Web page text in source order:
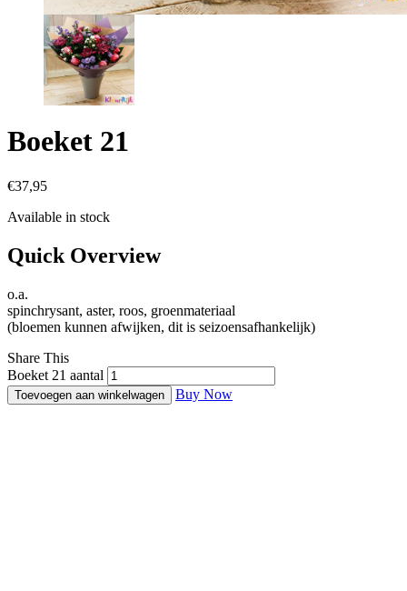
Boeket 21
€37,95
Available in stock
Quick Overview
o.a.
spinchrysant, aster, roos, groenmateriaal
(bloemen kunnen afwijken, dit is seizoensafhankelijk)
Share This
Boeket 21 aantal
Toevoegen aan winkelwagen Buy Now